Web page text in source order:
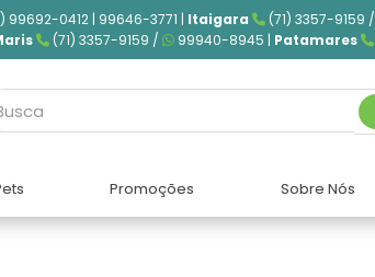
99692-0412 | 99646-3771 | Itaigara (71) 3357-9159 /
(71) 3357-9159 / 99940-8945 | Patamares
Promoções Sobre Nós